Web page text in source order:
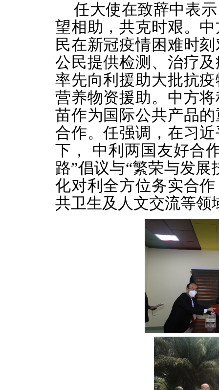
任大使在致辞中表
望相助，共克时艰。
民在新冠疫情困难时
公民提供检测、治疗
率先向利援助大批抗
营养物资援助。中方
苗作为国际公共产品
合作。任强调，在习
下， 中利两国友好合
路”倡议与“繁荣与发
化对利全方位务实合
共卫生及人文交流等领